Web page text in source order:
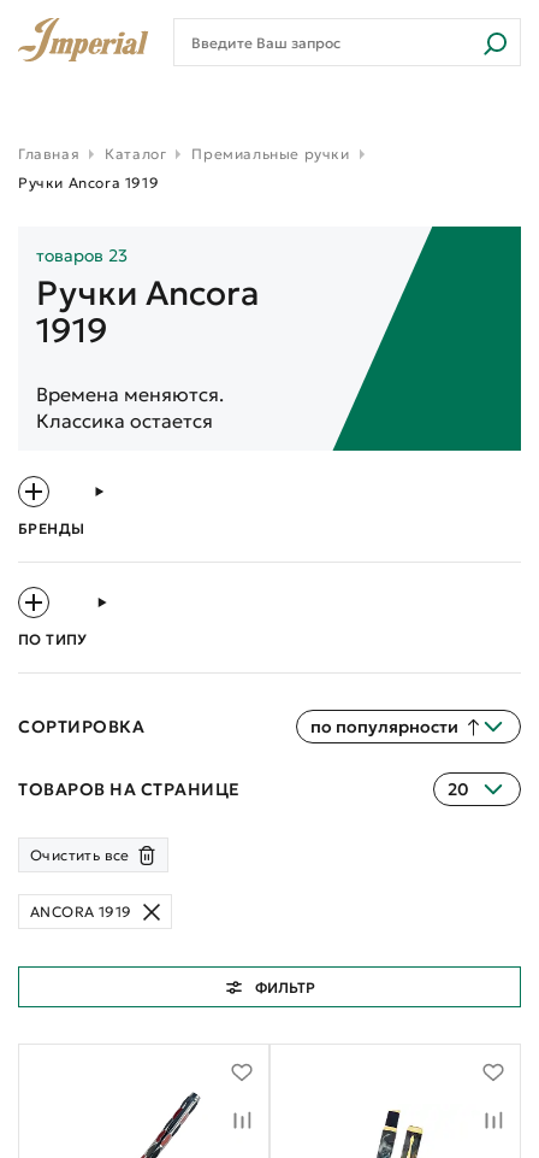
Главная Каталог
Премиальные ручки
Ручки Ancora 1919
товаров 23
Ручки Ancora
1919
Времена меняются.
Классика остается
БРЕНДЫ
ПО ТИПУ
СОРТИРОВКА по популярности
ТОВАРОВ НА СТРАНИЦЕ 20
Очистить все
ANCORA 1919
ФИЛЬТР